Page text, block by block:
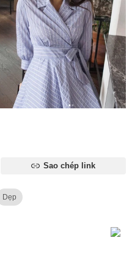
Sao chép link
Dẹp